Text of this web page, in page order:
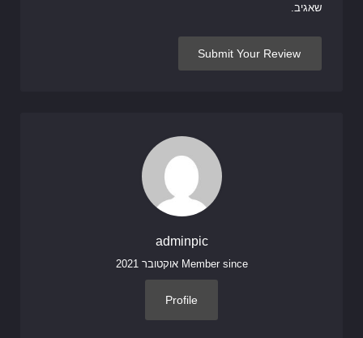
שאגיב.
adminpic
Member since אוקטובר 2021
Profile